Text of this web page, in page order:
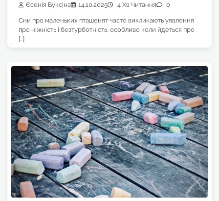
Єсенія Буксіна 14.10.2025 4 Хв Читання 0
Сни про маленьких пташенят часто викликають уявлення
про ніжність і безтурботність, особливо коли йдеться про
[…]